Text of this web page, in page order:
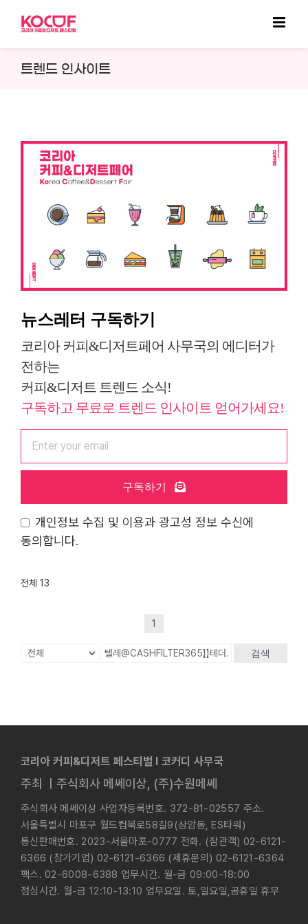
content
트렌드 인사이트
뉴스레터 구독하기
코리아 커피&디저트페어 사무국의 에디터가
전하는
커피&디저트 트렌드 소식!
구독하고 무료로 트렌드 인사이트 얻어가세요!
구독하기
개인정보 수집 및 이용과 광고성 정보 수신에
동의합니다.
전체 13
1
검색
코리아 커피&디저트 페스티벌 l 코커디 사무국
주최 ㅣ주식회사 메쎄이상, (주)수원메쎄
주식회사 메쎄이상 사업자등록번호. 372-81-02557 주소.
서울특별시 마포구 월드컵북로58길9(상암동, ES타워)
통신판매번호. 2023-서울마포-0777 전화. (참관객) 02-6121-
6366 (참가기업) 02-6121-6366 (제휴문의) 02-6121-6364
팩스. 02-6008-6388 업무시간. 월-금 09:00-18:00
점심시간. 월-금 12:10-13:10 업무요일. 토,일요일,공휴일 휴무